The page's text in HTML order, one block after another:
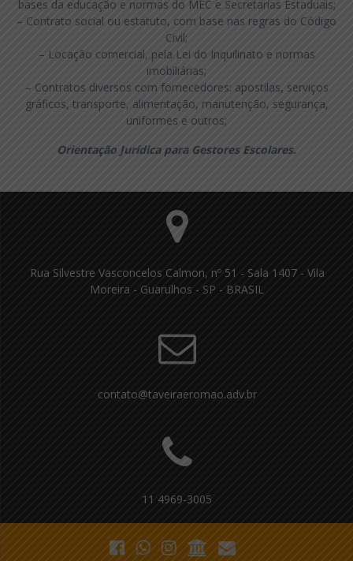
bases da educação e normas do MEC e Secretarias Estaduais;
– Contrato social ou estatuto, com base nas regras do Código
Civil;
– Locação comercial, pela Lei do Inquilinato e normas
imobiliárias;
– Contratos diversos com fornecedores: apostilas, serviços
gráficos, transporte, alimentação, manutenção, segurança,
uniformes e outros;
Orientação Jurídica para Gestores Escolares.
Rua Silvestre Vasconcelos Calmon, nº 51 - Sala 1407 - Vila
Moreira - Guarulhos - SP - BRASIL
contato@taveiraeromao.adv.br
11 4969-3005